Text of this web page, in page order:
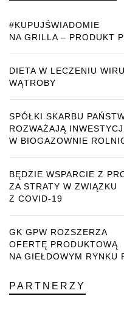
#KUPUJŚWIADOMIE
NA GRILLA – PRODUKT
DIETA W LECZENIU
WĄTROBY
SPÓŁKI SKARBU
ROZWAŻAJĄ
W BIOGAZOWNIE
BĘDZIE WSPARCIE Z
ZA STRATY W ZWIĄZKU
Z COVID-19
GK GPW ROZSZERZA
OFERTĘ PRODUKTOWĄ
NA GIEŁDOWYM RYNKU
PARTNERZY